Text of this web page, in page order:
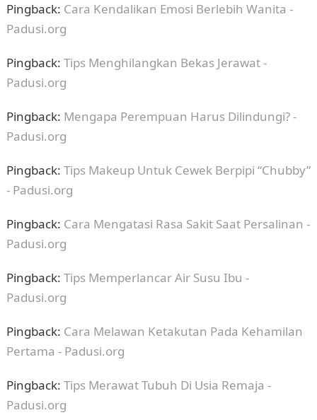
Pingback: Cara Kendalikan Emosi Berlebih Wanita -
Padusi.org
Pingback: Tips Menghilangkan Bekas Jerawat -
Padusi.org
Pingback: Mengapa Perempuan Harus Dilindungi? -
Padusi.org
Pingback: Tips Makeup Untuk Cewek Berpipi “Chubby”
- Padusi.org
Pingback: Cara Mengatasi Rasa Sakit Saat Persalinan -
Padusi.org
Pingback: Tips Memperlancar Air Susu Ibu -
Padusi.org
Pingback: Cara Melawan Ketakutan Pada Kehamilan
Pertama - Padusi.org
Pingback: Tips Merawat Tubuh Di Usia Remaja -
Padusi.org